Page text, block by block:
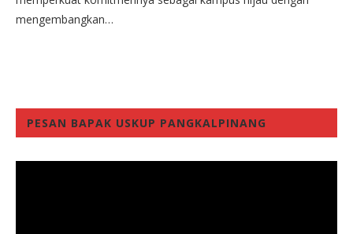
mengembangkan…
PESAN BAPAK USKUP PANGKALPINANG